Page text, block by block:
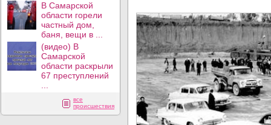
В Самарской
области горели
частный дом,
баня, вещи в ...
(видео) В
Самарской
области раскрыли
67 преступлений
все
происшествия